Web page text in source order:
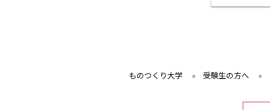
ものつくり大学 » 受験生の方へ »